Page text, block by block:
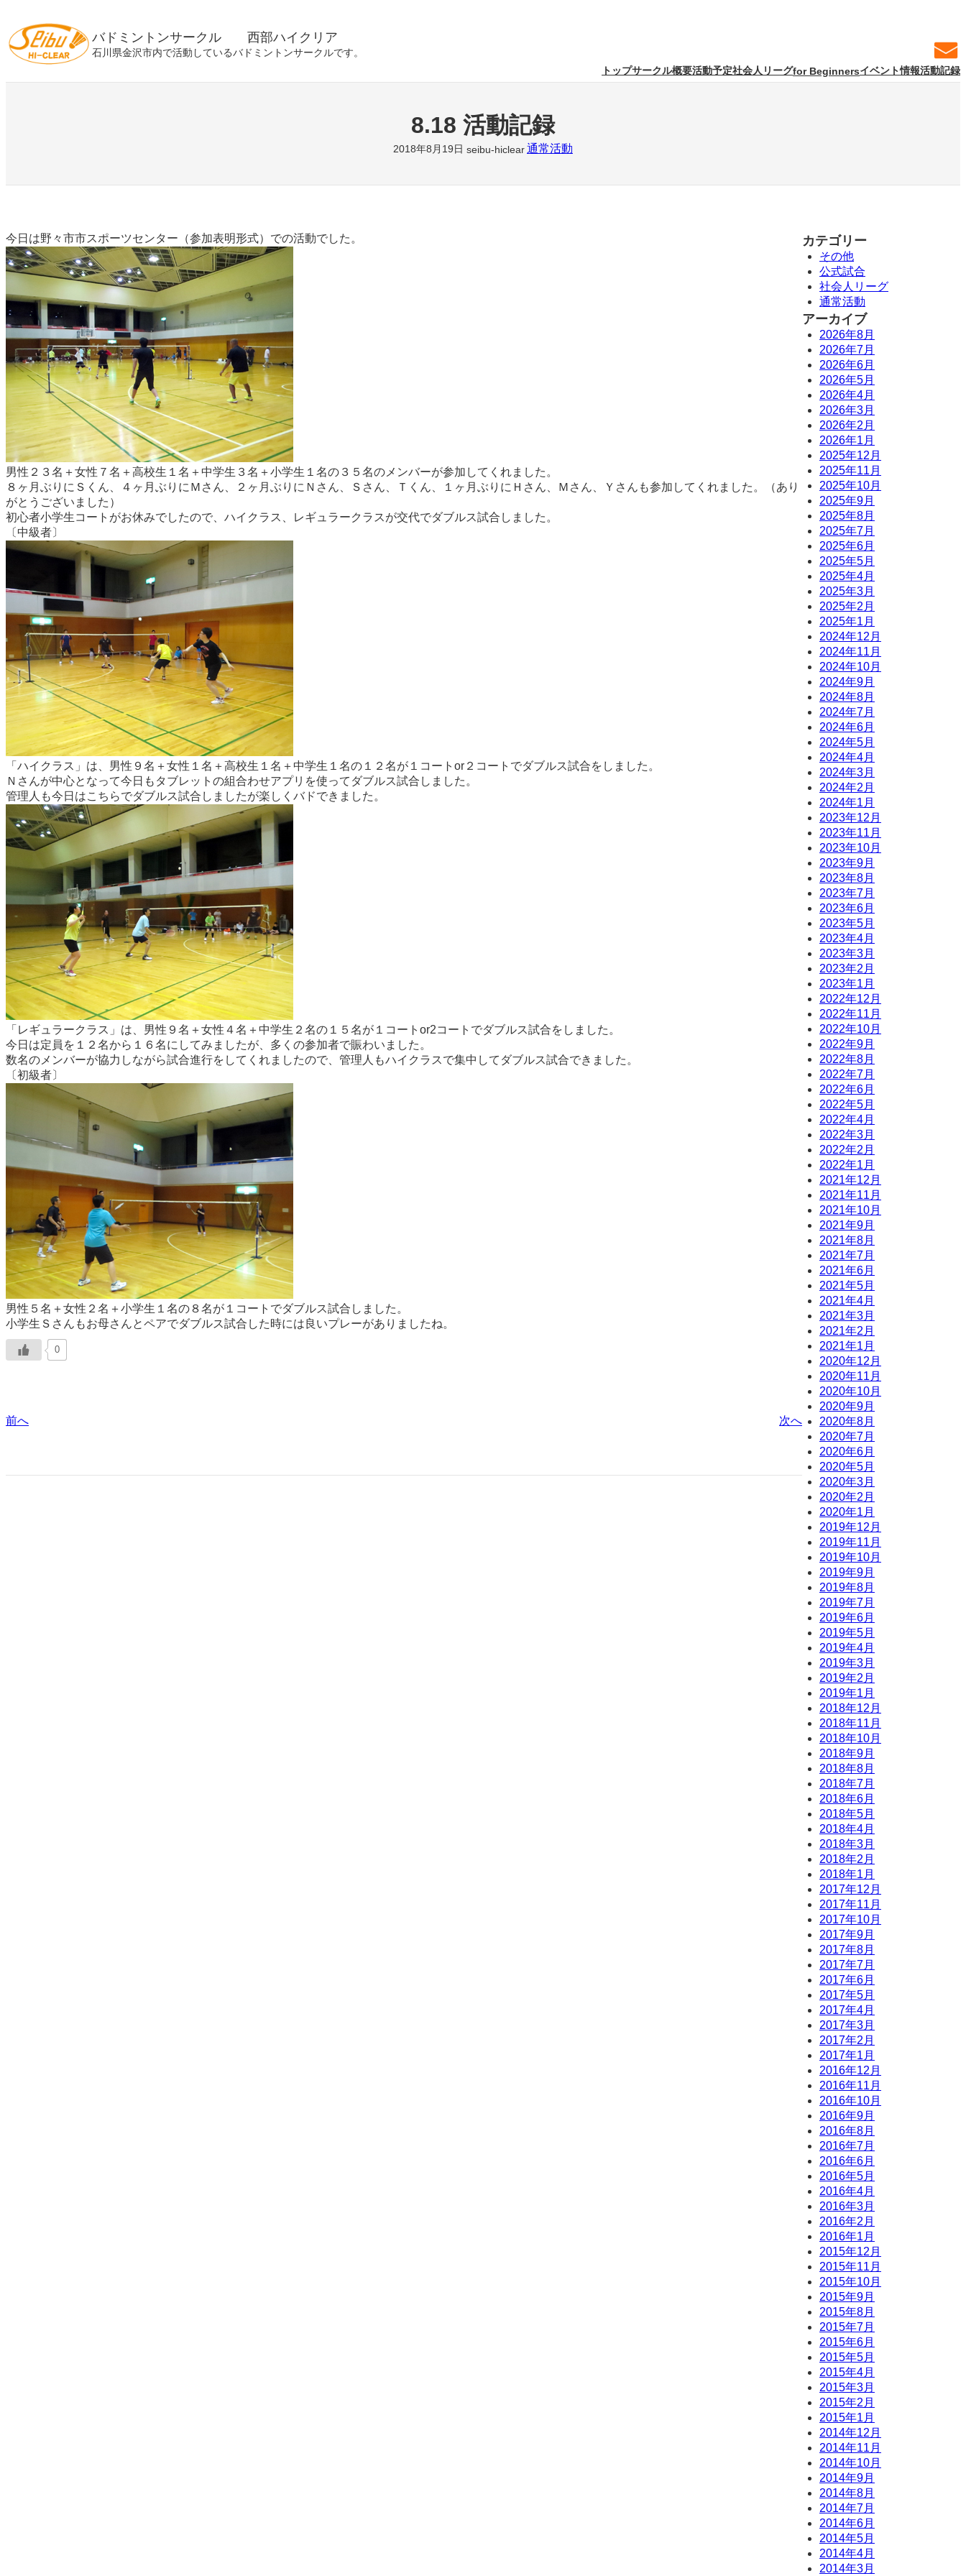
を
ス
バドミントンサークル 西部ハイクリア
石川県金沢市内で活動しているバドミントンサークルです。
トップサークル概要活動予定社会人リーグfor Beginnersイベント情報活動記録
8.18 活動記録
2018年8月19日 seibu-hiclear 通常活動
今日は野々市市スポーツセンター（参加表明形式）での活動でした。
男性２３名＋女性７名＋高校生１名＋中学生３名＋小学生１名の３５名のメンバーが参加してくれました。
８ヶ月ぶりにＳくん、４ヶ月ぶりにＭさん、２ヶ月ぶりにＮさん、Ｓさん、Ｔくん、１ヶ月ぶりにＨさん、Ｍさん、Ｙさんも参加してくれました。（あり
がとうございました）
初心者小学生コートがお休みでしたので、ハイクラス、レギュラークラスが交代でダブルス試合しました。
〔中級者〕
「ハイクラス」は、男性９名＋女性１名＋高校生１名＋中学生１名の１２名が１コートor２コートでダブルス試合をしました。
Ｎさんが中心となって今日もタブレットの組合わせアプリを使ってダブルス試合しました。
管理人も今日はこちらでダブルス試合しましたが楽しくバドできました。
「レギュラークラス」は、男性９名＋女性４名＋中学生２名の１５名が１コートor2コートでダブルス試合をしました。
今日は定員を１２名から１６名にしてみましたが、多くの参加者で賑わいました。
数名のメンバーが協力しながら試合進行をしてくれましたので、管理人もハイクラスで集中してダブルス試合できました。
〔初級者〕
男性５名＋女性２名＋小学生１名の８名が１コートでダブルス試合しました。
小学生Ｓさんもお母さんとペアでダブルス試合した時には良いプレーがありましたね。
0
前へ 次へ
カテゴリー
その他
公式試合
社会人リーグ
通常活動
アーカイブ
2026年8月
2026年7月
2026年6月
2026年5月
2026年4月
2026年3月
2026年2月
2026年1月
2025年12月
2025年11月
2025年10月
2025年9月
2025年8月
2025年7月
2025年6月
2025年5月
2025年4月
2025年3月
2025年2月
2025年1月
2024年12月
2024年11月
2024年10月
2024年9月
2024年8月
2024年7月
2024年6月
2024年5月
2024年4月
2024年3月
2024年2月
2024年1月
2023年12月
2023年11月
2023年10月
2023年9月
2023年8月
2023年7月
2023年6月
2023年5月
2023年4月
2023年3月
2023年2月
2023年1月
2022年12月
2022年11月
2022年10月
2022年9月
2022年8月
2022年7月
2022年6月
2022年5月
2022年4月
2022年3月
2022年2月
2022年1月
2021年12月
2021年11月
2021年10月
2021年9月
2021年8月
2021年7月
2021年6月
2021年5月
2021年4月
2021年3月
2021年2月
2021年1月
2020年12月
2020年11月
2020年10月
2020年9月
2020年8月
2020年7月
2020年6月
2020年5月
2020年3月
2020年2月
2020年1月
2019年12月
2019年11月
2019年10月
2019年9月
2019年8月
2019年7月
2019年6月
2019年5月
2019年4月
2019年3月
2019年2月
2019年1月
2018年12月
2018年11月
2018年10月
2018年9月
2018年8月
2018年7月
2018年6月
2018年5月
2018年4月
2018年3月
2018年2月
2018年1月
2017年12月
2017年11月
2017年10月
2017年9月
2017年8月
2017年7月
2017年6月
2017年5月
2017年4月
2017年3月
2017年2月
2017年1月
2016年12月
2016年11月
2016年10月
2016年9月
2016年8月
2016年7月
2016年6月
2016年5月
2016年4月
2016年3月
2016年2月
2016年1月
2015年12月
2015年11月
2015年10月
2015年9月
2015年8月
2015年7月
2015年6月
2015年5月
2015年4月
2015年3月
2015年2月
2015年1月
2014年12月
2014年11月
2014年10月
2014年9月
2014年8月
2014年7月
2014年6月
2014年5月
2014年4月
2014年3月